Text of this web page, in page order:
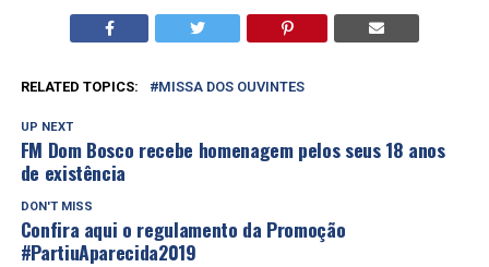
RELATED TOPICS: MISSA DOS OUVINTES
UP NEXT
FM Dom Bosco recebe homenagem pelos seus 18 anos
de existência
DON'T MISS
Confira aqui o regulamento da Promoção
#PartiuAparecida2019